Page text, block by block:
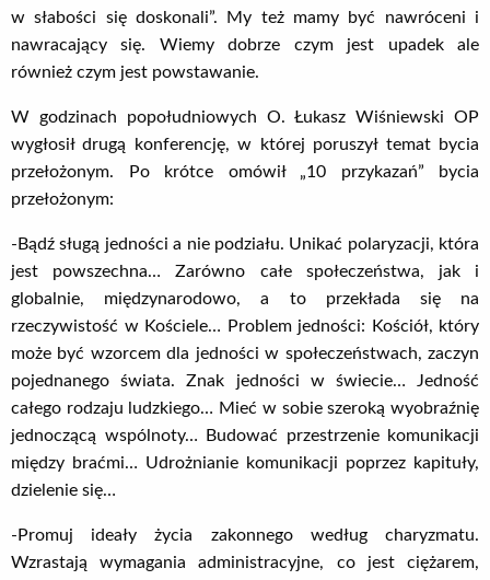
w słabości się doskonali”. My też mamy być nawróceni i
nawracający się. Wiemy dobrze czym jest upadek ale
również czym jest powstawanie.
W godzinach popołudniowych O. Łukasz Wiśniewski OP
wygłosił drugą konferencję, w której poruszył temat bycia
przełożonym. Po krótce omówił „10 przykazań” bycia
przełożonym:
-Bądź sługą jedności a nie podziału. Unikać polaryzacji, która
jest powszechna… Zarówno całe społeczeństwa, jak i
globalnie, międzynarodowo, a to przekłada się na
rzeczywistość w Kościele… Problem jedności: Kościół, który
może być wzorcem dla jedności w społeczeństwach, zaczyn
pojednanego świata. Znak jedności w świecie… Jedność
całego rodzaju ludzkiego… Mieć w sobie szeroką wyobraźnię
jednoczącą wspólnoty… Budować przestrzenie komunikacji
między braćmi… Udrożnianie komunikacji poprzez kapituły,
dzielenie się…
-Promuj ideały życia zakonnego według charyzmatu.
Wzrastają wymagania administracyjne, co jest ciężarem,